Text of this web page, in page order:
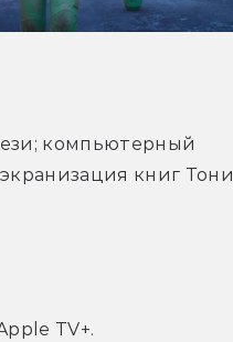
компьютерный
книг Тони
TV+.